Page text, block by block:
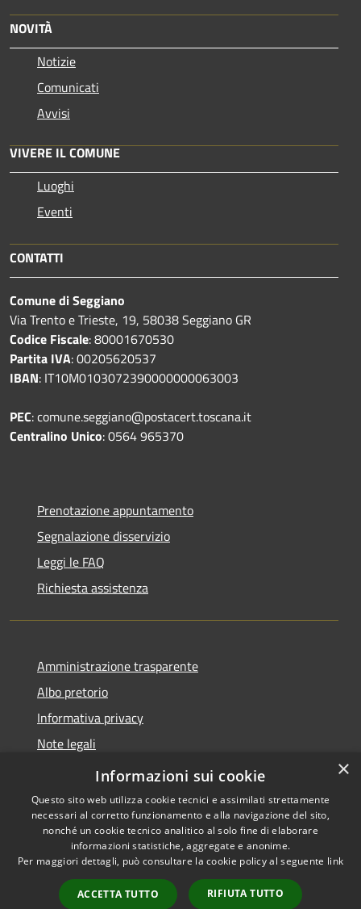
NOVITÀ
Notizie
Comunicati
Avvisi
VIVERE IL COMUNE
Luoghi
Eventi
CONTATTI
Comune di Seggiano
Via Trento e Trieste, 19, 58038 Seggiano GR
Codice Fiscale: 80001670530
Partita IVA: 00205620537
IBAN: IT10M0103072390000000063003
PEC: comune.seggiano@postacert.toscana.it
Centralino Unico: 0564 965370
Prenotazione appuntamento
Segnalazione disservizio
Leggi le FAQ
Richiesta assistenza
Amministrazione trasparente
Albo pretorio
Informativa privacy
Note legali
Dichiarazione di accessibilità
Accessibilità
Copyright © 2026 • Comune di
Seggiano • Powered by
Municipium•
Accesso
×
Informazioni sui cookie
Questo sito web utilizza cookie tecnici e assimilati strettamente
necessari al corretto funzionamento e alla navigazione del sito,
nonché un cookie tecnico analitico al solo fine di elaborare
informazioni statistiche, aggregate e anonime.
Per maggiori dettagli, può consultare la cookie policy al seguente link
ACCETTA TUTTO RIFIUTA TUTTO